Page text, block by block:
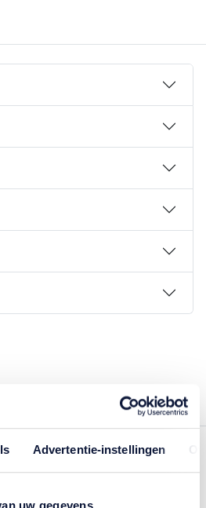
Advertentie-instellingen
uw gegevens